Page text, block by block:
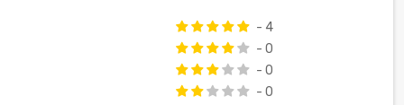
- 4
- 0
- 0
- 0